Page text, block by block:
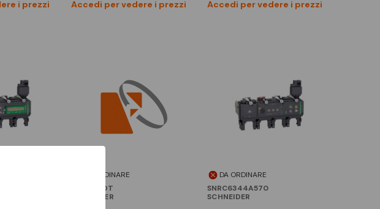
i prezzi Accedi per vedere i prezzi
Confronta
Accedi per vedere i prezzi
Confronta
DA ORDINARE
SNRSTP.OT
SCHNEIDER
DA ORDINARE
SNRC6344A570
SCHNEIDER